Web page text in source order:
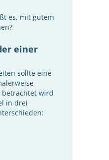
es, mit gutem
einer
sollte eine
wird
in drei